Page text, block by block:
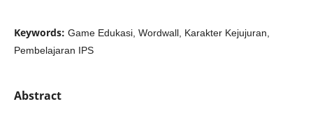
Keywords: Game Edukasi, Wordwall, Karakter Kejujuran,
Pembelajaran IPS
Abstract